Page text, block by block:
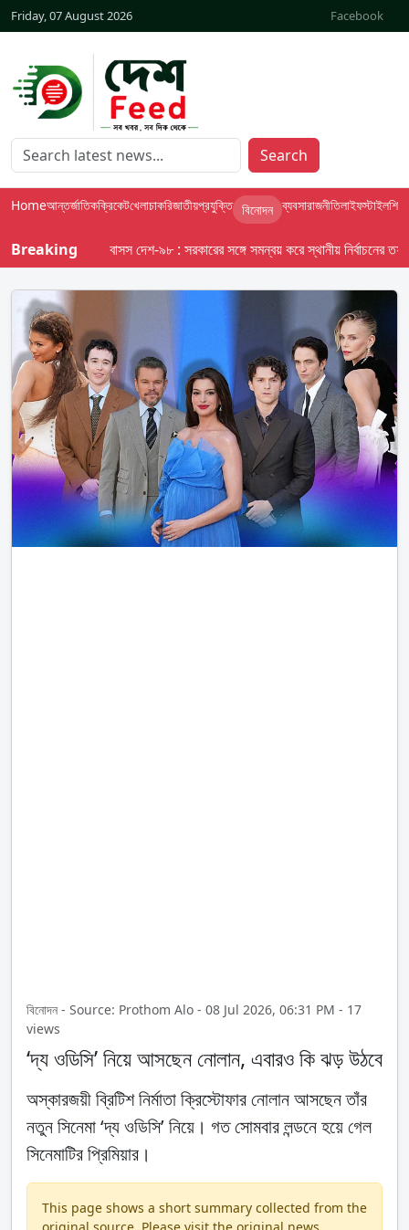
Friday, 07 August 2026 Facebook
Search
Homeআন্তর্জাতিকক্রিকেটখেলাচাকরিজাতীয়প্রযুক্তি বিনোদন ব্যবসারাজনীতিলাইফস্টাইলশিক্ষা
Breaking বাসস দেশ-৯৮ : সরকারের সঙ্গে সমন্বয় করে স্থানীয় নির্বাচনের
বিনোদন - Source: Prothom Alo - 08 Jul 2026, 06:31 PM - 17
views
‘দ্য ওডিসি’ নিয়ে আসছেন নোলান, এবারও কি ঝড় উঠবে
অস্কারজয়ী ব্রিটিশ নির্মাতা ক্রিস্টোফার নোলান আসছেন তাঁর
নতুন সিনেমা ‘দ্য ওডিসি’ নিয়ে। গত সোমবার লন্ডনে হয়ে গেল
সিনেমাটির প্রিমিয়ার।
This page shows a short summary collected from the